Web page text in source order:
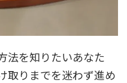
法を知りたいあなた
取りまでを迷わず進め